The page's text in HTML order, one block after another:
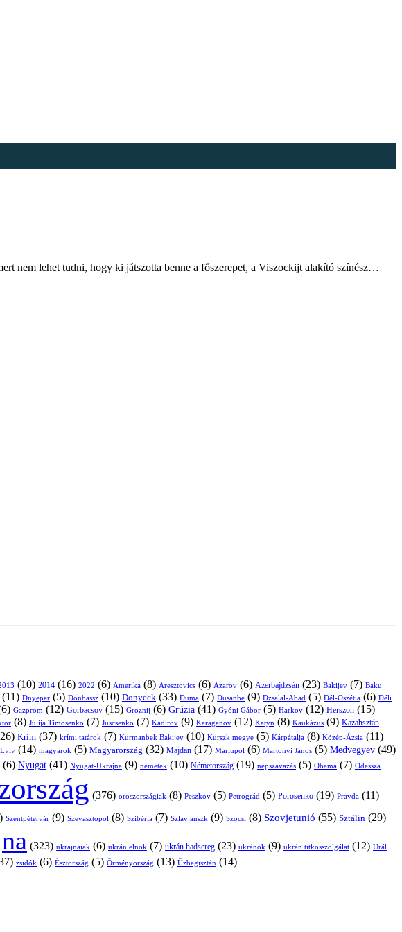
nem lehet tudni, hogy ki játszotta benne a főszerepet, a Viszockijt alakító színész…
(10) 2014 (16) 2022 (6) Amerika (8) Aresztovics (6) Azarov (6) Azerbajdzsán (23) Bakijev (7) Baku
(11) Dnyeper (5) Donbassz (10) Donyeck (33) Duma (7) Dusanbe (9) Dzsalal-Abad (5) Dél-Oszétia (6) Déli
Gazprom (12) Gorbacsov (15) Groznij (6) Grúzia (41) Gyóni Gábor (5) Harkov (12) Herszon (15)
(8) Julija Timosenko (7) Juscsenko (7) Kadirov (9) Karaganov (12) Katyn (8) Kaukázus (9) Kazahsztán
Krím (37) krími tatárok (7) Kurmanbek Bakijev (10) Kurszk megye (5) Kárpátalja (8) Közép-Ázsia (11)
Lviv (14) magyarok (5) Magyarország (32) Majdan (17) Mariupol (6) Martonyi János (5) Medvegyev (49)
(6) Nyugat (41) Nyugat-Ukrajna (9) németek (10) Németország (19) népszavazás (5) Obama (7) Odessza
(376) oroszországiak (8) Peszkov (5) Petrográd (5) Porosenko (19) Pravda (11)
Szentpétervár (9) Szevasztopol (8) Szibéria (7) Szlavjanszk (9) Szocsi (8) Szovjetunió (55) Sztálin (29)
(323) ukrajnaiak (6) ukrán elnök (7) ukrán hadsereg (23) ukránok (9) ukrán titkosszolgálat (12) Urál
zsidók (6) Észtország (5) Örményország (13) Üzbegisztán (14)